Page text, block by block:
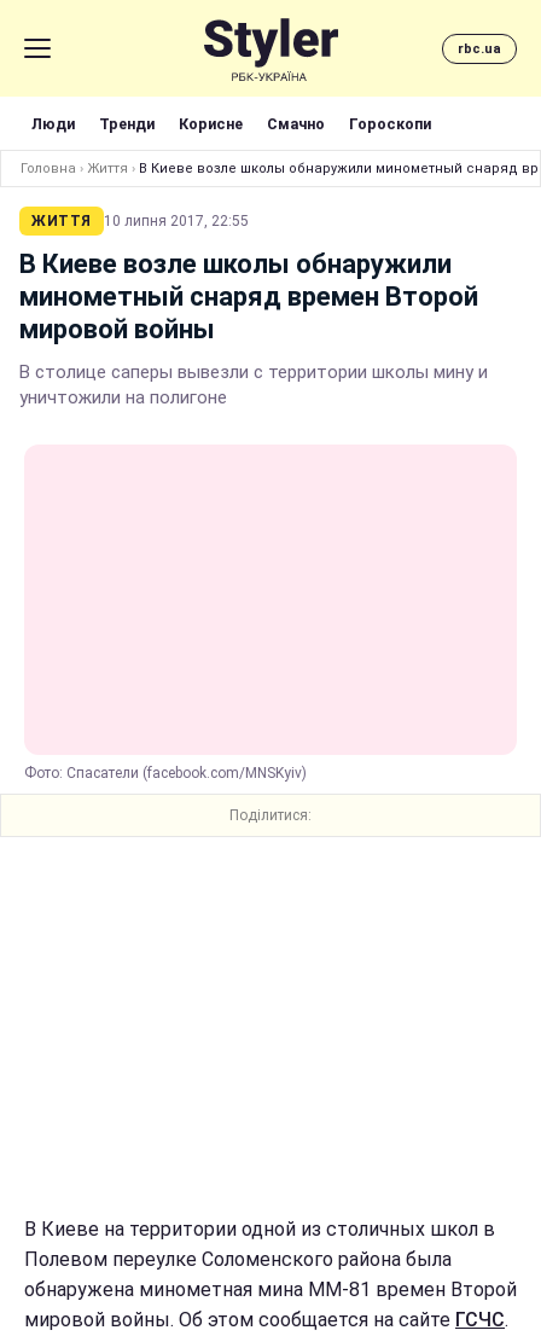
rbc.ua
Люди Тренди Корисне Смачно Гороскопи
Головна › Життя › В Киеве возле школы обнаружили минометный снаряд
ЖИТТЯ 10 липня 2017, 22:55
В Киеве возле школы обнаружили
минометный снаряд времен Второй
мировой войны
В столице саперы вывезли с территории школы мину и
уничтожили на полигоне
Фото: Спасатели (facebook.com/MNSKyiv)
Поділитися:
В Киеве на территории одной из столичных школ в
Полевом переулке Соломенского района была
обнаружена минометная мина ММ-81 времен Второй
мировой войны. Об этом сообщается на сайте ГСЧС.